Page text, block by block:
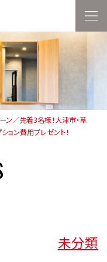
／先着3名様！大津市・草
ョン費用プレゼント！
未分類